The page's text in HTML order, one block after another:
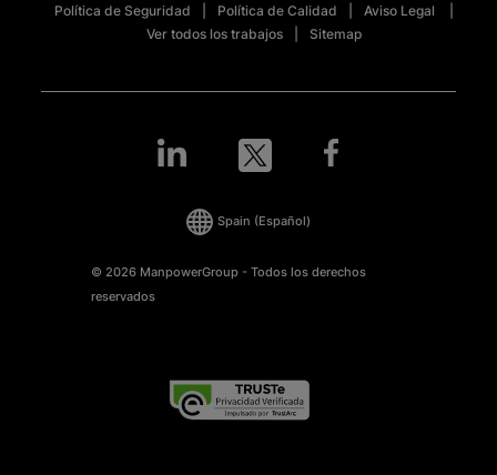
Política de Seguridad
Política de Calidad
Aviso Legal
Ver todos los trabajos
Sitemap
© 2026 ManpowerGroup - Todos los derechos
reservados
Spain (Español)